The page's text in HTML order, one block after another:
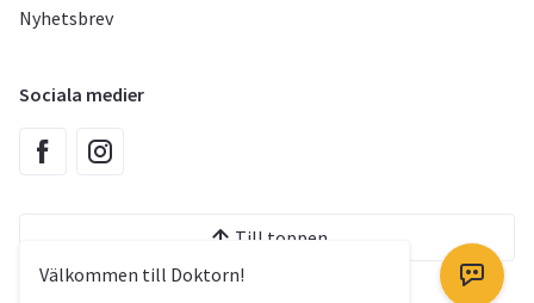
Välkommen till Doktorn!
Nyhetsbrev
Sociala medier
Till toppen